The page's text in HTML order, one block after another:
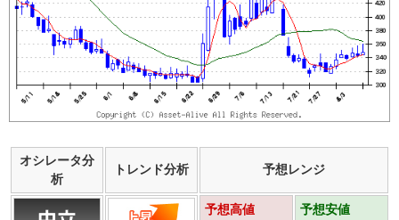
オシレータ分
析
トレンド分析 予想レンジ
予想高値 予想安値